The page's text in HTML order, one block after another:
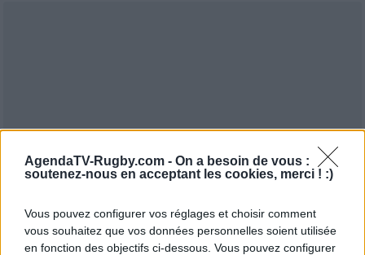
AgendaTV-Rugby.com - On a besoin de vous :
soutenez-nous en acceptant les cookies, merci ! :)
Vous pouvez configurer vos réglages et choisir comment
vous souhaitez que vos données personnelles soient utilisée
en fonction des objectifs ci-dessous. Vous pouvez configurer